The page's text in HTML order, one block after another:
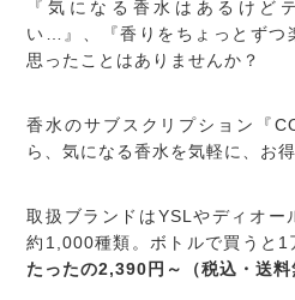
『気になる香水はあるけど
い…』、『香りをちょっとずつ
思ったことはありませんか？
香水のサブスクリプション『
ら、気になる香水を気軽に、お
取扱ブランドはYSLやディオー
約1,000種類。ボトルで買うと1
たったの2,390円～（税込・送料